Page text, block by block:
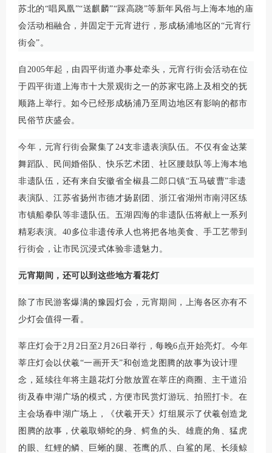
苏北的“唱凤凰”“送麒麟”“踩高跷”等新年风俗与上海本地的庙
会活动相融合，并固定于元宵进行，形成杨浦地区的“元宵行
街会”。
自2005年起，由四平街道办事处牵头，元宵行街会活动在位
于四平街道上海市十大景观街之一的苏家屯路上及相交的抚
顺路上举行。如今已经形成杨浦乃至周边地区有影响的都市
民俗节庆盛会。
今年，元宵行街会聚集了24支非遗表演队伍。不仅有金达莱
舞蹈队、民间婚俗队、快乐艺术团、社区腰鼓队等上海本地
非遗队伍，还有来自安徽省全椒县二郎口镇“五马破曹”非遗
表演队、江苏省扬州市德才扬剧团、浙江省湖州市南浔区练
市镇船拳队等非遗队伍。五湖四海的非遗队伍将献上一系列
精彩表演。40多位非遗传承人也将把各地美食、手工艺带到
行街会，让市民沉浸式体验非遗魅力。
元宵期间，还可以到这些地方看花灯
除了市民游客爆满的豫园灯会，元宵期间，上海各区亦有不
少灯会值得一看。
莘庄灯会于2月2日至2月26日举行，每晚6点开始亮灯。今年
莘庄灯会以伏羲“一画开天”和创造龙图腾的故事为设计理
念，延续往年将主题花灯分散放置在莘庄的商圈、主干道沿
街及春申湖广场的模式，方便市民赏灯游玩、拍照打卡。在
主会场春申湖广场上，《伏羲开天》灯组展示了伏羲创造龙
图腾的故事，伏羲取蟒蛇的身、鳄鱼的头、雄鹿的角、猛虎
的眼、红鲤的鳞、巨蜥的腿、苍鹰的爪、白鲨的尾、长须鲸